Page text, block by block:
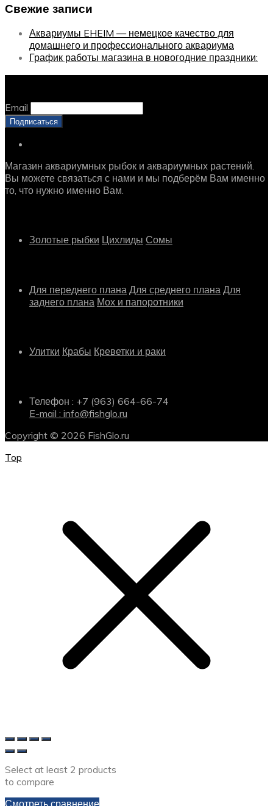
Свежие записи
Аквариумы EHEIM — немецкое качество для
домашнего и профессионального аквариума
График работы магазина в новогодние праздники:
Email
Магазин аквариумных рыбок и аквариумных растений.
Вы можете связаться с нами и мы подберём Вам именно
то, что нужно именно Вам.
Золотые рыбки Цихлиды Сомы
Для переднего плана Для среднего плана Для
заднего плана Мох и папоротники
Улитки Крабы Креветки и раки
Телефон : +7 (963) 664-66-74
E-mail : info@fishglo.ru
Copyright © 2026 FishGlo.ru
Top
Select at least 2 products
to compare
Смотреть сравнение